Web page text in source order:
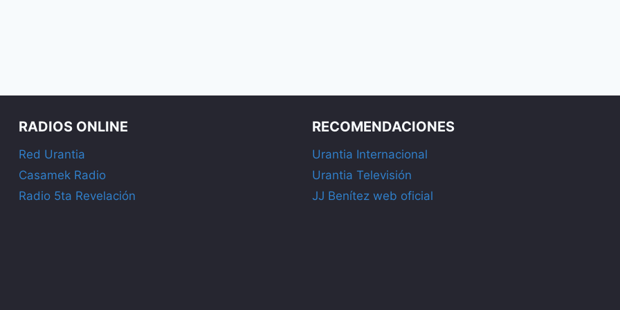
RADIOS ONLINE
Red Urantia
Casamek Radio
Radio 5ta Revelación
RECOMENDACIONES
Urantia Internacional
Urantia Televisión
JJ Benítez web oficial